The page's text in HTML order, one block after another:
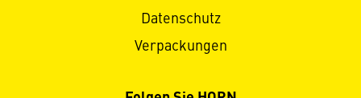
Datenschutz
Verpackungen